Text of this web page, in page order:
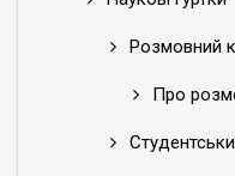
Розмовний
Про